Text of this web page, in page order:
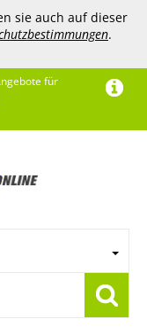
sie auch auf dieser
.
für